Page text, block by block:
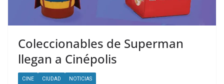
Coleccionables de Superman
llegan a Cinépolis
CINE CIUDAD NOTICIAS